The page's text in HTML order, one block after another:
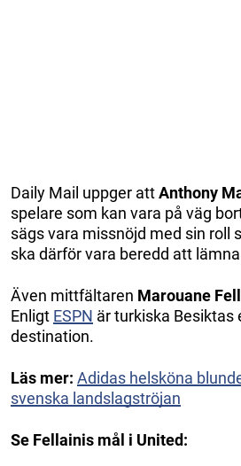
Daily Mail uppger attAnthony
spelare som kan vara på väg
sägs vara missnöjd med sin roll
ska därför vara beredd att
Även mittfältaren Marouane
Enligt ESPN är turkiska Besiktas
destination.
Läs mer: Adidas helsköna
svenska landslagströjan
Se Fellainis mål i United: